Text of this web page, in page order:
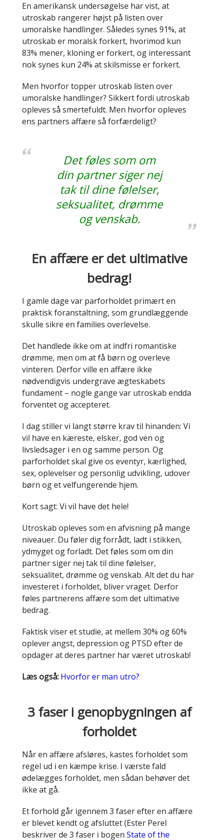
En amerikansk undersøgelse har vist, at
utroskab rangerer højst på listen over
umoralske handlinger. Således synes 91%, at
utroskab er moralsk forkert, hvorimod kun
83% mener, kloning er forkert, og interessant
nok synes kun 24% at skilsmisse er forkert.
Men hvorfor topper utroskab listen over
umoralske handlinger? Sikkert fordi utroskab
opleves så smertefuldt. Men hvorfor opleves
ens partners affære så forfærdeligt?
Det føles som om
din partner siger nej
tak til dine følelser,
seksualitet, drømme
og venskab.
En affære er det ultimative
bedrag!
I gamle dage var parforholdet primært en
praktisk foranstaltning, som grundlæggende
skulle sikre en families overlevelse.
Det handlede ikke om at indfri romantiske
drømme, men om at få børn og overleve
vinteren. Derfor ville en affære ikke
nødvendigvis undergrave ægteskabets
fundament – nogle gange var utroskab endda
forventet og accepteret.
I dag stiller vi langt større krav til hinanden: Vi
vil have en kæreste, elsker, god ven og
livsledsager i en og samme person. Og
parforholdet skal give os eventyr, kærlighed,
sex, oplevelser og personlig udvikling, udover
børn og et velfungerende hjem.
Kort sagt: Vi vil have det hele!
Utroskab opleves som en afvisning på mange
niveauer. Du føler dig forrådt, ladt i stikken,
ydmyget og forladt. Det føles som om din
partner siger nej tak til dine følelser,
seksualitet, drømme og venskab. Alt det du har
investeret i forholdet, bliver vraget. Derfor
føles partnerens affære som det ultimative
bedrag.
Faktisk viser et studie, at mellem 30% og 60%
oplever angst, depression og PTSD efter de
opdager at deres partner har været utroskab!
Læs også: Hvorfor er man utro?
3 faser i genopbygningen af
forholdet
Når en affære afsløres, kastes forholdet som
regel ud i en kæmpe krise. I værste fald
ødelægges forholdet, men sådan behøver det
ikke at gå.
Et forhold går igennem 3 faser efter en affære
er blevet kendt og afsluttet (Ester Perel
beskriver de 3 faser i bogen State of the